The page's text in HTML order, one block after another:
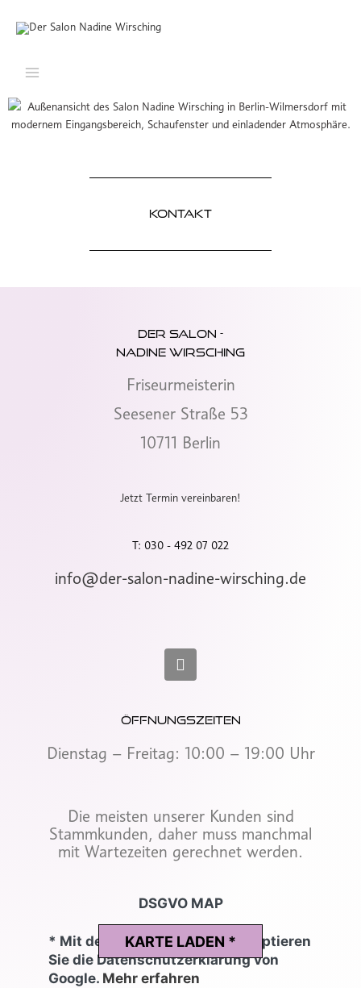
Inhalt
kontakt
Der Salon -
Nadine Wirsching
Friseurmeisterin
Seesener Straße 53
10711 Berlin
Jetzt Termin vereinbaren!
T: 030 - 492 07 022
info@der-salon-nadine-wirsching.de
n
s
g
a
Öffnungszeiten
Dienstag – Freitag: 10:00 – 19:00 Uhr
Die meisten unserer Kunden sind
Stammkunden, daher muss manchmal
mit Wartezeiten gerechnet werden.
DSGVO MAP
KARTE LADEN *
* Mit dem Laden der Karte akzeptieren
Sie die Datenschutzerklärung von
Google. Mehr erfahren